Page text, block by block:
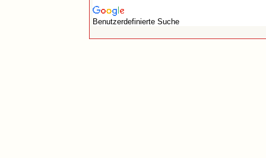
Benutzerdefinierte Suche